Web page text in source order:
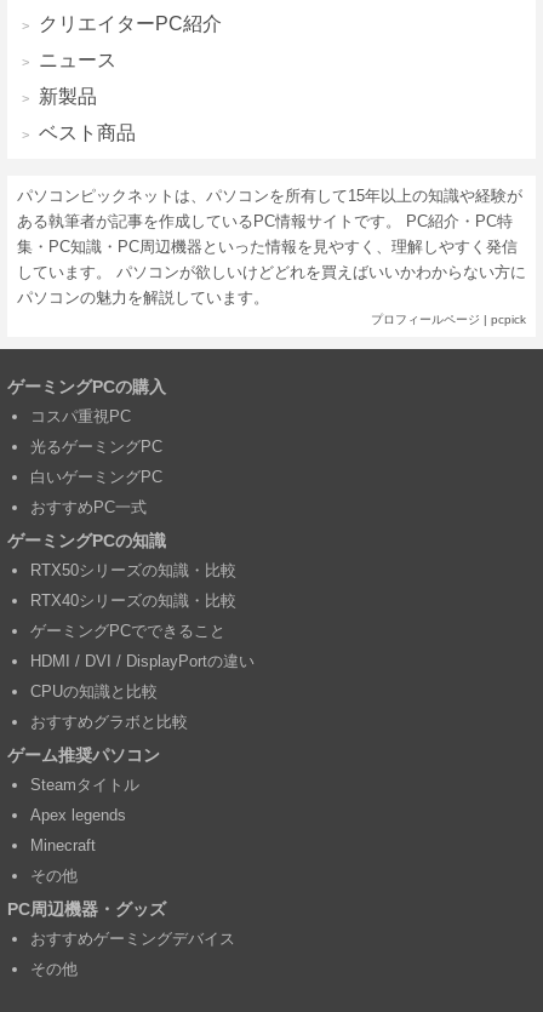
クリエイターPC紹介
ニュース
新製品
ベスト商品
パソコンピックネットは、パソコンを所有して15年以上の知識や経験が
ある執筆者が記事を作成しているPC情報サイトです。 PC紹介・PC特
集・PC知識・PC周辺機器といった情報を見やすく、理解しやすく発信
しています。 パソコンが欲しいけどどれを買えばいいかわからない方に
パソコンの魅力を解説しています。
プロフィールページ | pcpick
ゲーミングPCの購入
コスパ重視PC
光るゲーミングPC
白いゲーミングPC
おすすめPC一式
ゲーミングPCの知識
RTX50シリーズの知識・比較
RTX40シリーズの知識・比較
ゲーミングPCでできること
HDMI / DVI / DisplayPortの違い
CPUの知識と比較
おすすめグラボと比較
ゲーム推奨パソコン
Steamタイトル
Apex legends
Minecraft
その他
PC周辺機器・グッズ
おすすめゲーミングデバイス
その他